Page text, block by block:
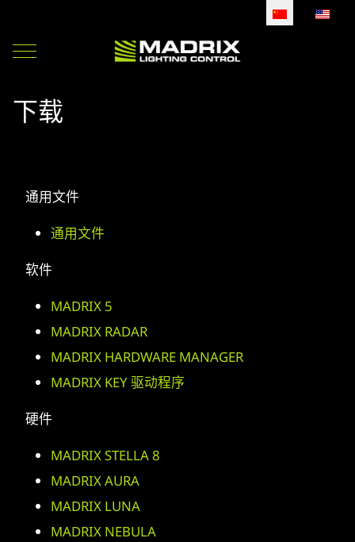
选择你的语音
Mobile Menu Toggle
下载
通用文件
通用文件
软件
MADRIX 5
MADRIX RADAR
MADRIX HARDWARE MANAGER
MADRIX KEY 驱动程序
硬件
MADRIX STELLA 8
MADRIX AURA
MADRIX LUNA
MADRIX NEBULA